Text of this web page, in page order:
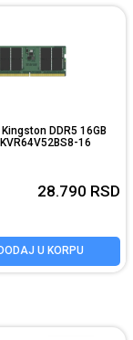
DDR5 16GB
16
28.790 RSD
DODAJ U KORPU